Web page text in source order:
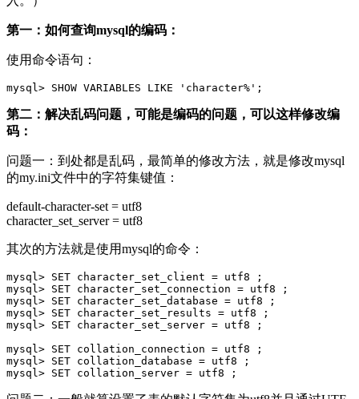
第一：如何查询mysql的编码：
使用命令语句：
第二：解决乱码问题，可能是编码的问题，可以这样修改编
码：
问题一：到处都是乱码，最简单的修改方法，就是修改mysql
的my.ini文件中的字符集键值：
default-character-set = utf8
character_set_server = utf8
其次的方法就是使用mysql的命令：
mysql> SET character_set_client = utf8 ;
mysql> SET character_set_connection = utf8 ;
mysql> SET character_set_database = utf8 ;
mysql> SET character_set_results = utf8 ;
mysql> SET character_set_server = utf8 ;
mysql> SET collation_connection = utf8 ;
mysql> SET collation_database = utf8 ;